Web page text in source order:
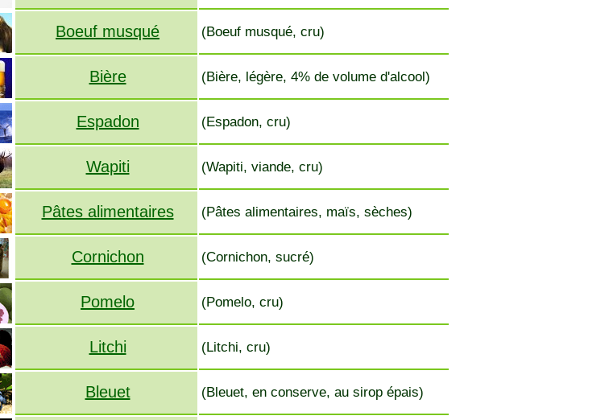
Boeuf musqué (Boeuf musqué, cru)
Bière (Bière, légère, 4% de volume d'alcool)
Espadon (Espadon, cru)
Wapiti (Wapiti, viande, cru)
Pâtes alimentaires (Pâtes alimentaires, maïs, sèches)
Cornichon (Cornichon, sucré)
Pomelo (Pomelo, cru)
Litchi (Litchi, cru)
Bleuet (Bleuet, en conserve, au sirop épais)